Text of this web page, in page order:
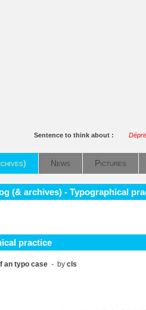
Sentence to think about :
News Pictures
(& archives) - Typographical
practice
an typo case - by cls